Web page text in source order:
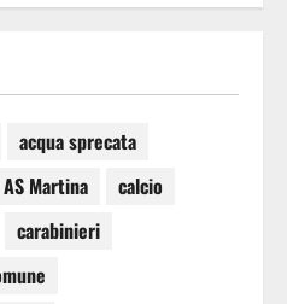
acqua sprecata
AS Martina
calcio
carabinieri